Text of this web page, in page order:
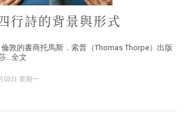
行詩的背景與形式
敦的書商托馬斯．索普（Thomas Thorpe）出版
...全文
03日 星期一